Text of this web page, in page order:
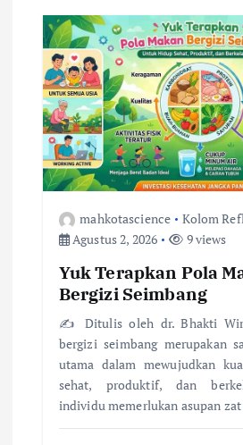
s
p
o
s
mahkotascience Kolom
Agustus 2, 2026
9 views
Yuk Terapkan Pola
Bergizi Seimbang
✍️ Ditulis oleh dr. Bhakti
bergizi seimbang merupakan
utama dalam mewujudkan
sehat, produktif, dan
individu memerlukan asupan